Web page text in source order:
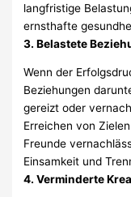
langfristige
ernsthafte
3. Belastete
Wenn der
Beziehungen
gereizt oder
Erreichen von
Freunde
Einsamkeit und
4. Verminderte